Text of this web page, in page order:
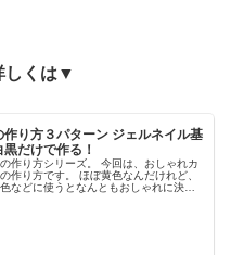
しくは▼
作り方３パターン ジェルネイル基
だけで作る！
作り方シリーズ。 今回は、おしゃれカ
作り方です。 ほぼ黄色なんだけれど、
などに使うとなんともおしゃれに決ま